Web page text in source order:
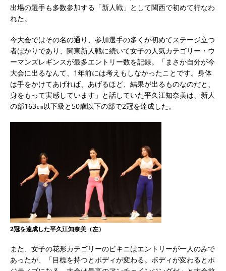
出場の選手も多数参加する「新人戦」として関西で初めて行なわ
れた。
今大会ではその名の通り、参加選手の多くが初めてステージ立つ
者ばかりであり、関東新人戦に続いて女子の人気カテゴリー・ウ
ーマンズレギンスが最多エントリー数を記録。「まさか自分が今
大会に出るなんて、1年前には考えもしなかったことです。身体
は手をかけてあげれば、あげるほど、結果が出るものなのだと、
身をもって実感しています」と話していた平久江知奈美は、新人
の部163㎝以下級と50歳以下の部で2冠を達成した。
2冠を達成した平久江知奈美（左）
また、女子の花形カテゴリーのビキニはエントリーが一人のみで
あったが、「目標を持つとボディが変わる。ボディが変わるとポ